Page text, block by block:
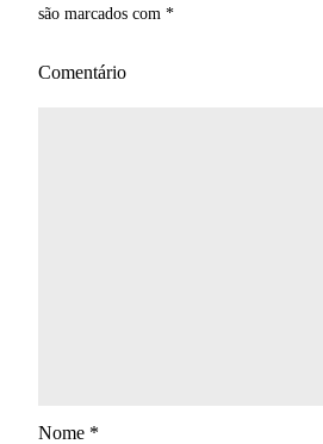
são marcados com*
Comentário
Nome *